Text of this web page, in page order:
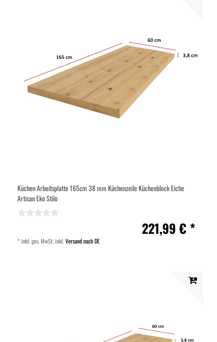
Küchen Arbeitsplatte 165cm 38 mm Küchenzeile Küchenblock Eiche
Artisan Eko Stilo
221,99 € *
*inkl. ges. MwSt.inkl.Versand nach DE